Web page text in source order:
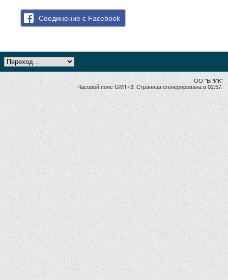
Соединение с Facebook
ОО "БРИК"
Часовой пояс GMT+3. Страница сгенерирована в 02:57.